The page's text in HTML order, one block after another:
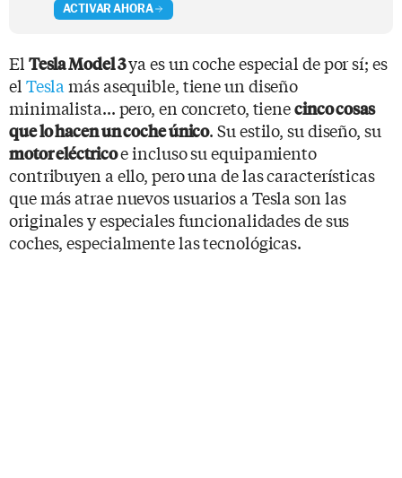
ACTIVAR AHORA
El Tesla Model 3ya es un coche especial de por sí; es
el Tesla más asequible, tiene un diseño
minimalista... pero, en concreto, tienecinco cosas
que lo hacen un coche único. Su estilo, su diseño, su
motor eléctricoe incluso su equipamiento
contribuyen a ello, pero una de las características
que más atrae nuevos usuarios a Tesla son las
originales y especiales funcionalidades de sus
coches, especialmente las tecnológicas.